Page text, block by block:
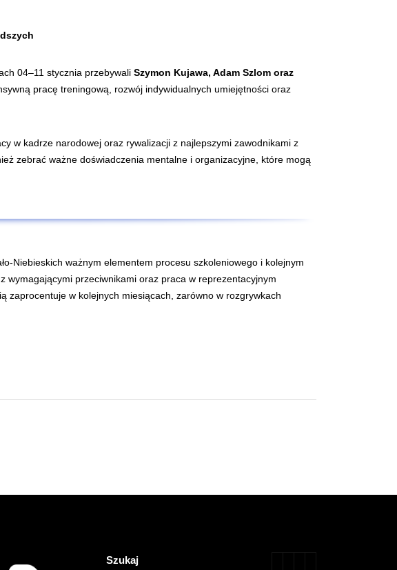
04–11 stycznia przebywali Szymon Kujawa, Adam Szlom oraz
pracę treningową, rozwój indywidualnych umiejętności oraz
w kadrze narodowej oraz rywalizacji z najlepszymi zawodnikami z
zebrać ważne doświadczenia mentalne i organizacyjne, które mogą
Niebieskich ważnym elementem procesu szkoleniowego i kolejnym
wymagającymi przeciwnikami oraz praca w reprezentacyjnym
zaprocentuje w kolejnych miesiącach, zarówno w rozgrywkach
Szukaj